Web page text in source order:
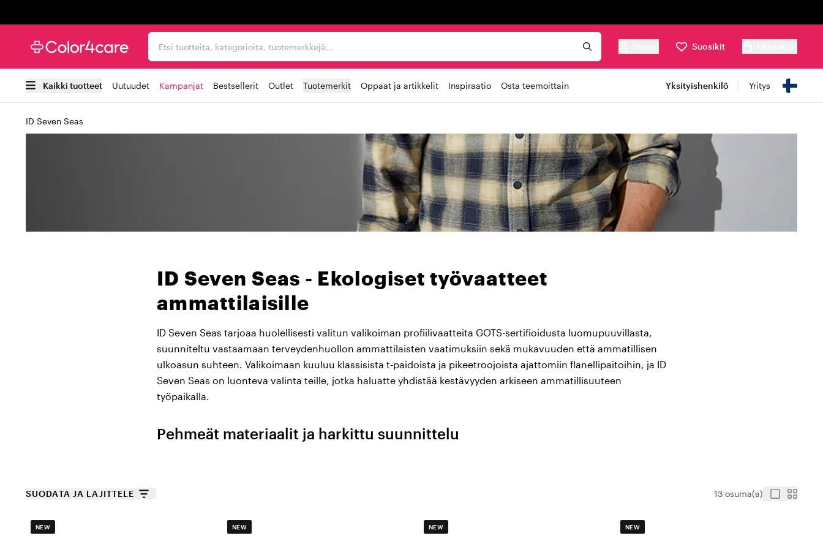
Etsi tuotteita, kategorioita, tuotemerkkejä...
Suosikit
Kaikki tuotteet Uutuudet Kampanjat Bestsellerit Outlet Tuotemerkit Oppaat ja artikkelit Inspiraatio Osta teemoittain Yksityishenkilö Yritys
ID Seven Seas
ID Seven Seas - Ekologiset työvaatteet
ammattilaisille
ID Seven Seas tarjoaa huolellisesti valitun valikoiman profiilivaatteita GOTS-sertifioidusta luomupuuvillasta,
suunniteltu vastaamaan terveydenhuollon ammattilaisten vaatimuksiin sekä mukavuuden että ammatillisen
ulkoasun suhteen. Valikoimaan kuuluu klassisista t-paidoista ja pikeetroojoista ajattomiin flanellipaitoihin, ja ID
Seven Seas on luonteva valinta teille, jotka haluatte yhdistää kestävyyden arkiseen ammatillisuuteen
työpaikalla.
Pehmeät materiaalit ja harkittu suunnittelu
ja säilyttävät muodon ja värin pesukerrasta toiseen, jopa korkeissa pesulämpötiloissa.
SUODATA JA LAJITTELE 13 osuma(a)
NEW NEW NEW NEW